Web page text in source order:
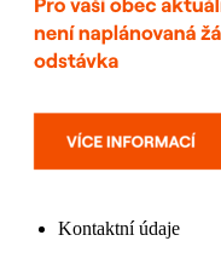
Kontaktní údaje